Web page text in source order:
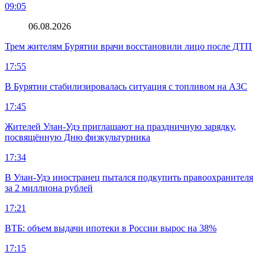
09:05
06.08.2026
Трем жителям Бурятии врачи восстановили лицо после ДТП
17:55
В Бурятии стабилизировалась ситуация с топливом на АЗС
17:45
Жителей Улан-Удэ приглашают на праздничную зарядку,
посвящённую Дню физкультурника
17:34
В Улан-Удэ иностранец пытался подкупить правоохранителя
за 2 миллиона рублей
17:21
ВТБ: объем выдачи ипотеки в России вырос на 38%
17:15